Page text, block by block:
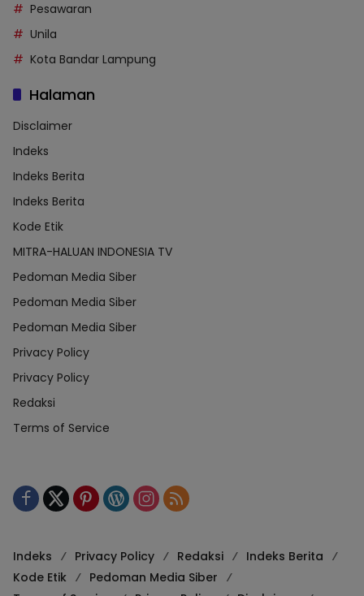
Pesawaran
Unila
Kota Bandar Lampung
Halaman
Disclaimer
Indeks
Indeks Berita
Indeks Berita
Kode Etik
MITRA-HALUAN INDONESIA TV
Pedoman Media Siber
Pedoman Media Siber
Pedoman Media Siber
Privacy Policy
Privacy Policy
Redaksi
Terms of Service
Indeks Privacy Policy Redaksi
Indeks Berita
Kode Etik
Pedoman Media Siber